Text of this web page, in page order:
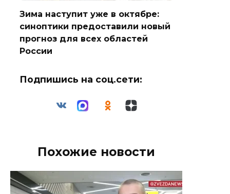
Зима наступит уже в октябре:
синоптики предоставили новый
прогноз для всех областей
России
Подпишись на соц.сети:
Похожие новости